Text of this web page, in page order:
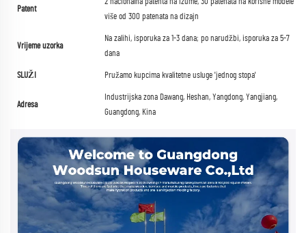
Patent
2 nacionalna patenta na izume, 30 patenata na korisne modele i
više od 300 patenata na dizajn
Vrijeme uzorka
Na zalihi, isporuka za 1-3 dana; po narudžbi, isporuka za 5-7
dana
SLUŽI Pružamo kupcima kvalitetne usluge 'jednog stopa'
Adresa
Industrijska zona Dawang, Heshan, Yangdong, Yangjiang,
Guangdong, Kina